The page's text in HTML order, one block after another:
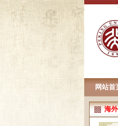
网站首
海